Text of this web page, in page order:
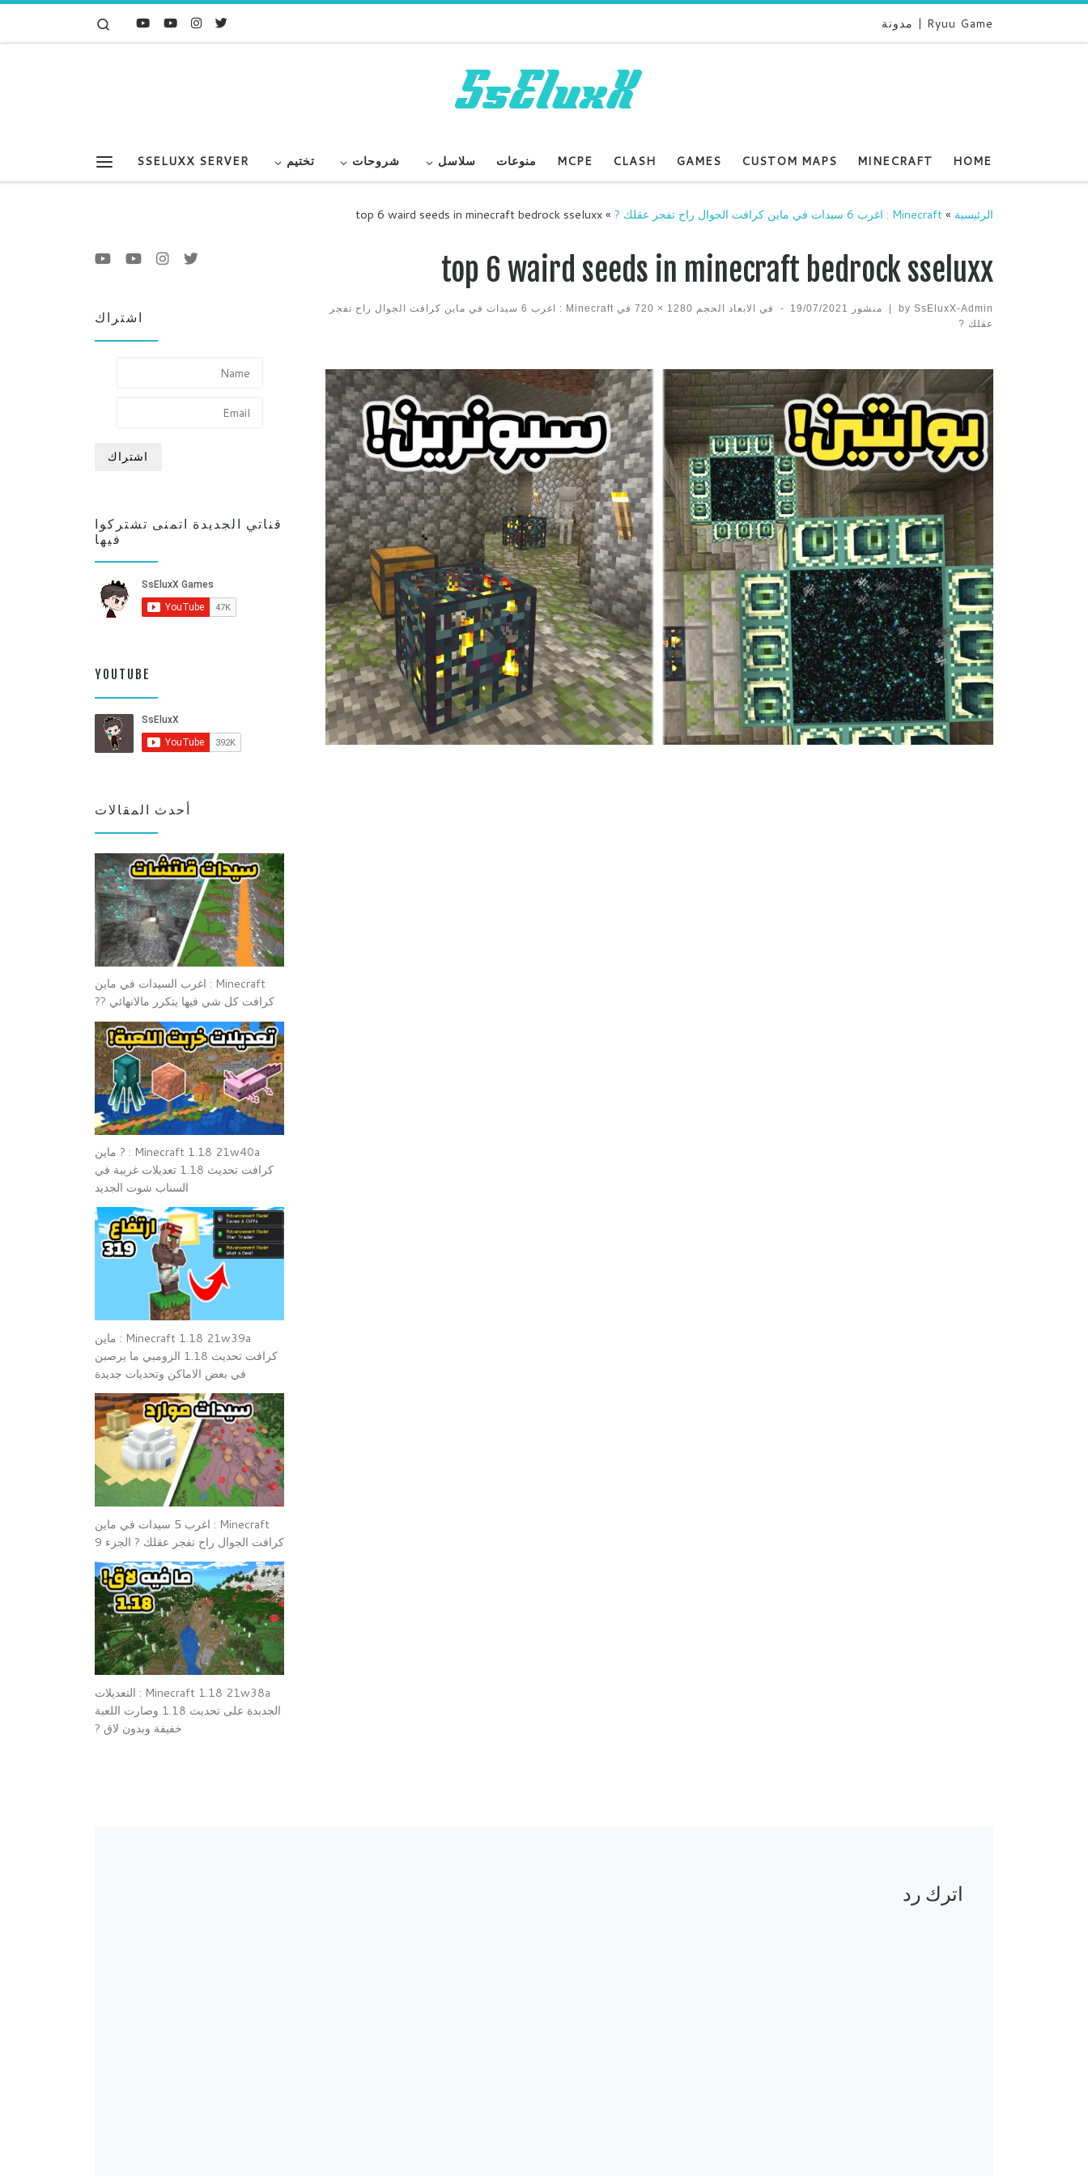
Skip to content Ryuu Game | مدونة
HOME
MINECRAFT
CUSTOM MAPS
GAMES
CLASH
MCPE منوعات سلاسل شروحات تختيم
SSELUXX SERVER
الرئيسية »Minecraft : اغرب 6 سيدات في ماين كرافت الجوال راح تفجر عقلك ? »
top 6 waird seeds in minecraft bedrock sseluxx
top 6 waird seeds in minecraft bedrock sseluxx
by SsEluxX-Admin منشور 19/07/2021
- في الابعاد الحجم في
Minecraft : اغرب 6 سيدات في ماين كرافت الجوال راح تفجر
عقلك ?
Images navigation
اترك رد
اشتراك
قناتي الجديدة اتمنى تشتركوا
فيها
YOUTUBE
أحدث المقالات
Minecraft : اغرب السيدات في ماين
كرافت كل شي فيها يتكرر مالانهائي ??
Minecraft 1.18 21w40a : ? ماين
كرافت تحديث 1.18 تعديلات غريبة في
السناب شوت الجديد
Minecraft 1.18 21w39a : ماين
كرافت تحديث 1.18 الزومبي ما يرصبن
في بعض الاماكن وتحديات جديدة
Minecraft : اغرب 5 سيدات في ماين
كرافت الجوال راح تفجر عقلك ? الجزء 9
Minecraft 1.18 21w38a : التعديلات
الجدبدة على تحديث 1.18 وصارت اللعبة
خفيفة وبدون لاق ?